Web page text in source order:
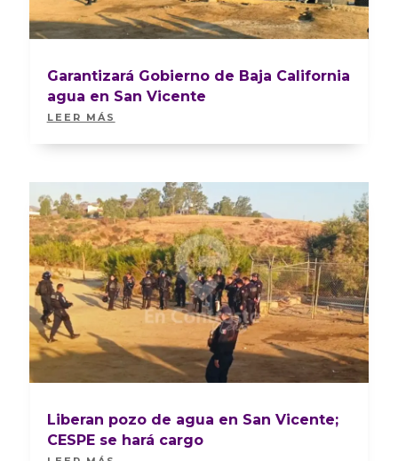
Garantizará Gobierno de Baja California
agua en San Vicente
LEER MÁS
Liberan pozo de agua en San Vicente;
CESPE se hará cargo